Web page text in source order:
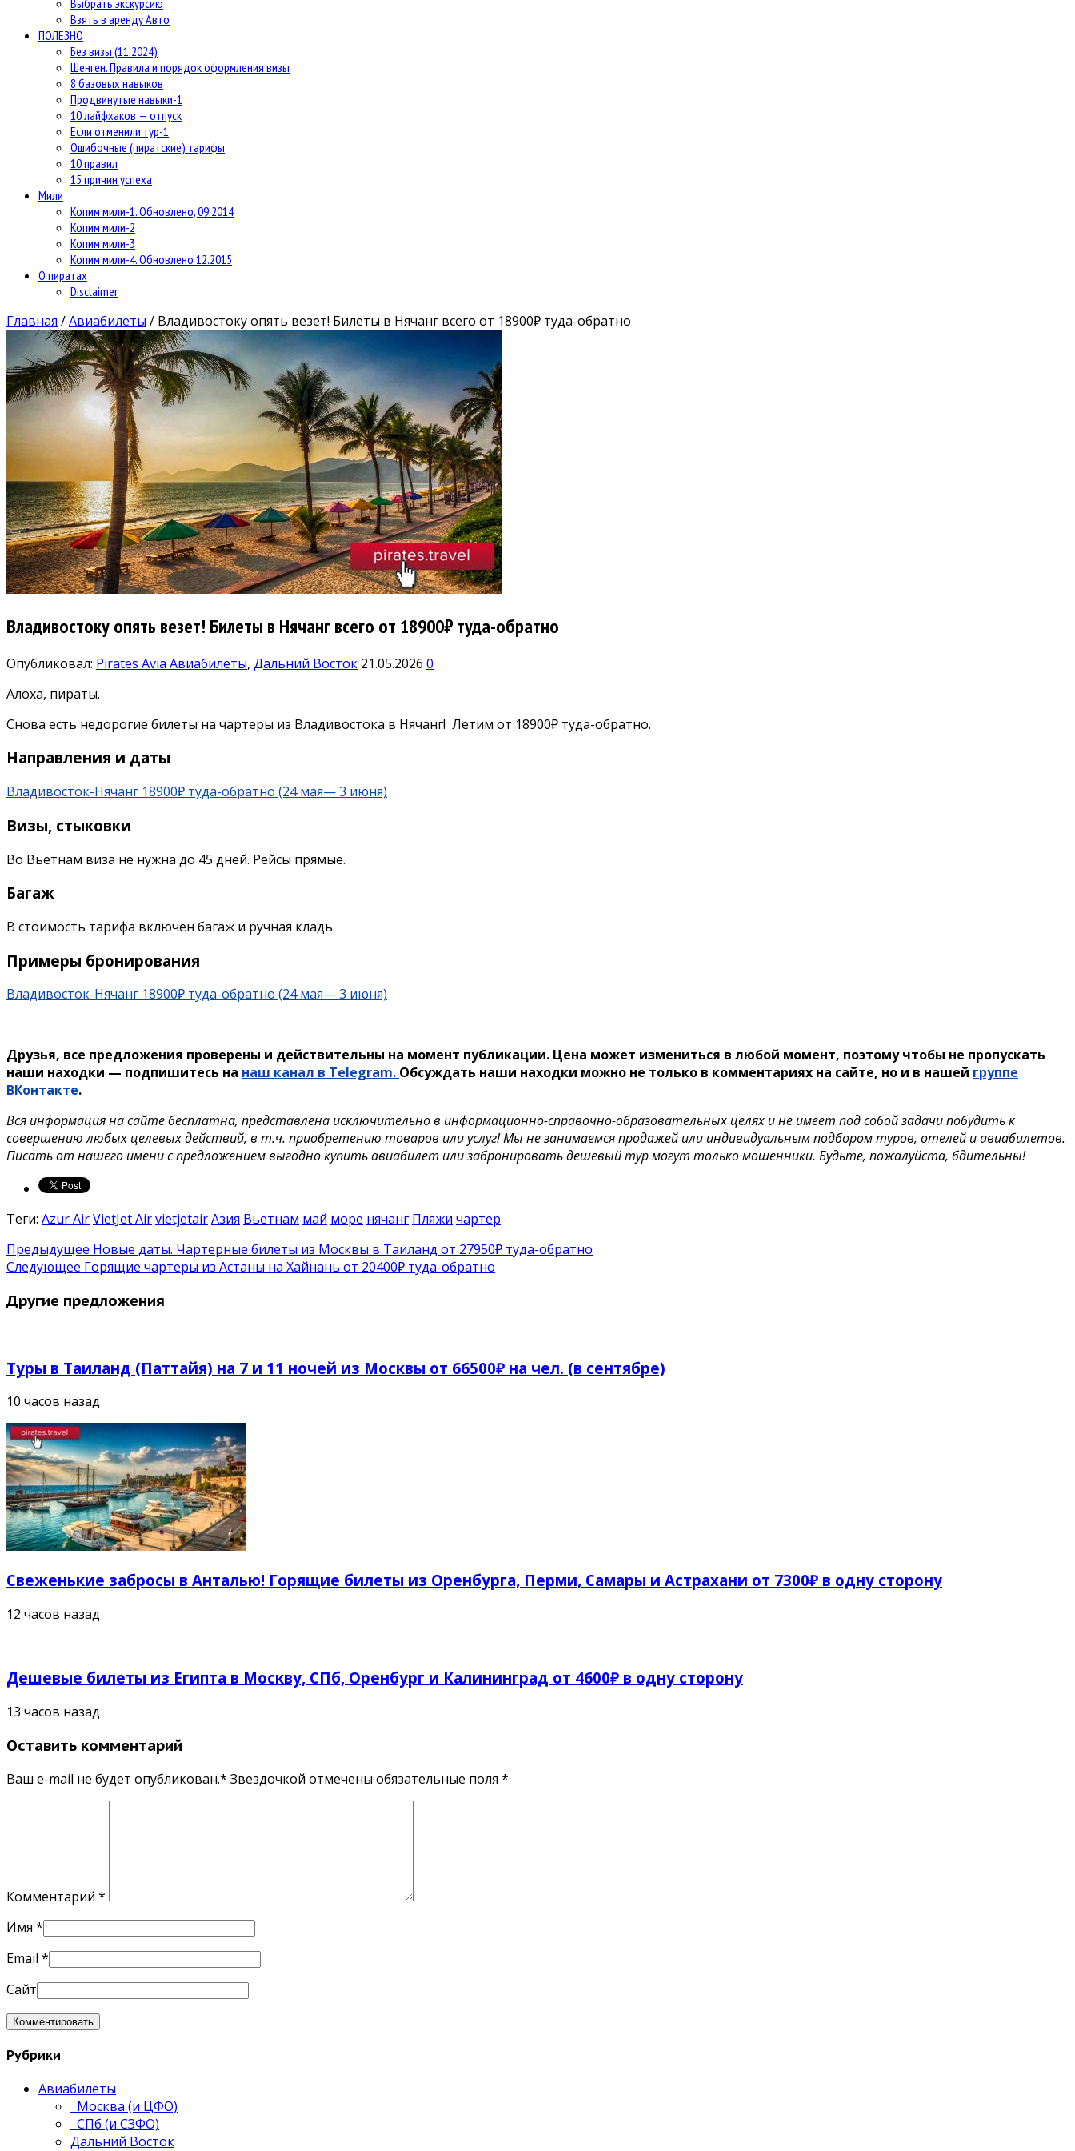
Взять в аренду Авто
ПОЛЕЗНО
Без визы (11.2024)
Шенген. Правила и порядок оформления визы
8 базовых навыков
Продвинутые навыки-1
10 лайфхаков — отпуск
Если отменили тур-1
Ошибочные (пиратские) тарифы
10 правил
15 причин успеха
Мили
Копим мили-1. Обновлено, 09.2014
Копим мили-2
Копим мили-3
Копим мили-4. Обновлено 12.2015
О пиратах
Disclaimer
Главная /Авиабилеты / Владивостоку опять везет! Билеты в Нячанг всего от 18900₽ туда-обратно
Владивостоку опять везет! Билеты в Нячанг всего от 18900₽ туда-обратно
Опубликовал: Pirates Avia Авиабилеты, Дальний Восток 21.05.2026 0
Алоха, пираты.
Снова есть недорогие билеты на чартеры из Владивостока в Нячанг! Летим от 18900₽ туда-обратно.
Направления и даты
Владивосток-Нячанг 18900₽ туда-обратно (24 мая— 3 июня)
Визы, стыковки
Во Вьетнам виза не нужна до 45 дней. Рейсы прямые.
Багаж
В стоимость тарифа включен багаж и ручная кладь.
Примеры бронирования
Владивосток-Нячанг 18900₽ туда-обратно (24 мая— 3 июня)
Друзья, все предложения проверены и действительны на момент публикации. Цена может измениться в любой момент, поэтому чтобы не пропускать
наши находки — подпишитесь на наш канал в Telegram. Обсуждать наши находки можно не только в комментариях на сайте, но и в нашей группе
ВКонтакте.
Вся информация на сайте бесплатна, представлена исключительно в информационно-справочно-образовательных целях и не имеет под собой задачи побудить к
совершению любых целевых действий, в т.ч. приобретению товаров или услуг! Мы не занимаемся продажей или индивидуальным подбором туров, отелей и авиабилетов.
Писать от нашего имени с предложением выгодно купить авиабилет или забронировать дешевый тур могут только мошенники. Будьте, пожалуйста, бдительны!
Теги: Azur AirVietJet AirvietjetairАзия Вьетнам май море нячанг Пляжи чартер
Предыдущее Новые даты. Чартерные билеты из Москвы в Таиланд от 27950₽ туда-обратно
Следующее Горящие чартеры из Астаны на Хайнань от 20400₽ туда-обратно
Другие предложения
Туры в Таиланд (Паттайя) на 7 и 11 ночей из Москвы от 66500₽ на чел. (в сентябре)
10 часов назад
Свеженькие забросы в Анталью! Горящие билеты из Оренбурга, Перми, Самары и Астрахани от 7300₽ в одну сторону
12 часов назад
Дешевые билеты из Египта в Москву, СПб, Оренбург и Калининград от 4600₽ в одну сторону
13 часов назад
Оставить комментарий
Ваш e-mail не будет опубликован.* Звездочкой отмечены обязательные поля *
Комментарий *
Имя *
Email *
Сайт
Рубрики
Авиабилеты
Москва (и ЦФО)
СПб (и СЗФО)
Дальний Восток